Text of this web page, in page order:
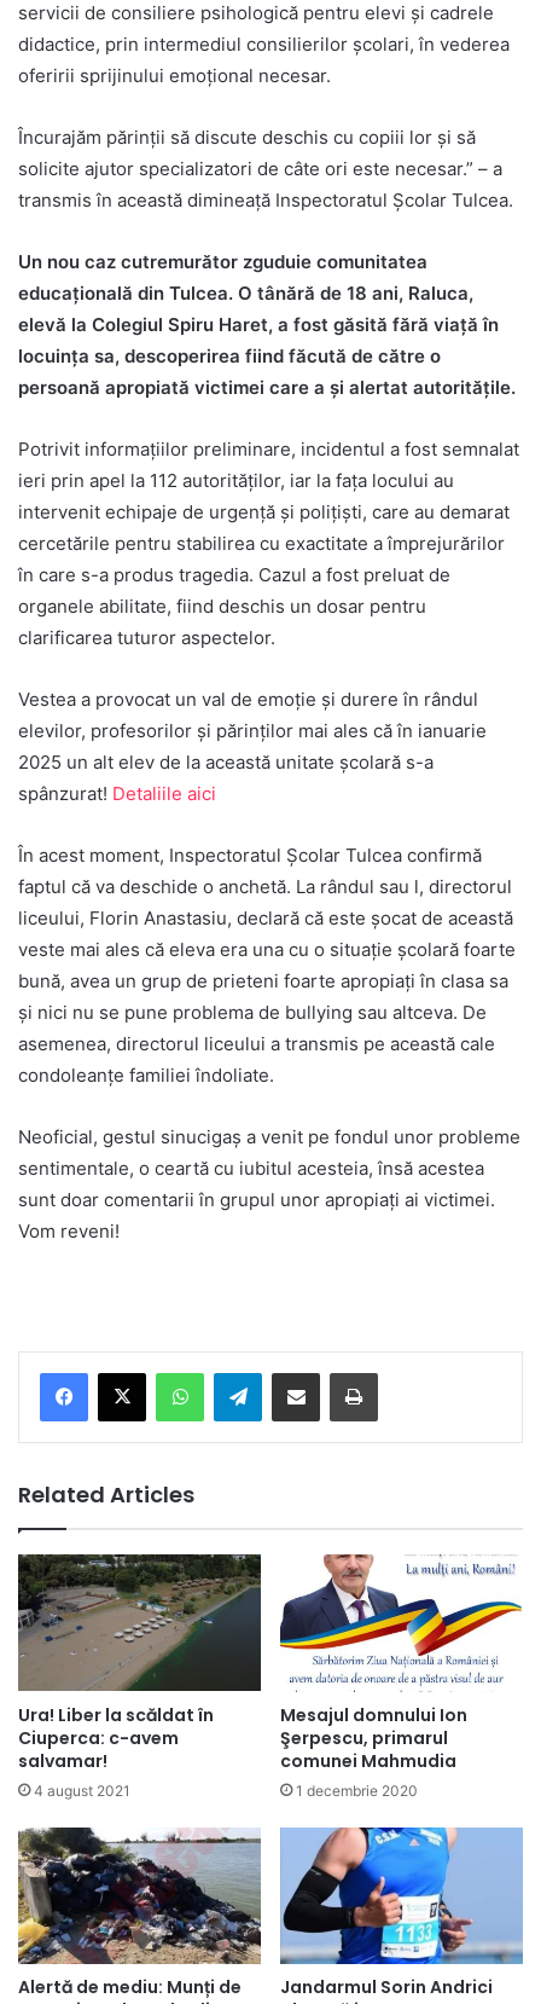
servicii de consiliere psihologică pentru elevi și cadrele
didactice, prin intermediul consilierilor școlari, în vederea
oferirii sprijinului emoțional necesar.
Încurajăm părinții să discute deschis cu copiii lor și să
solicite ajutor specializatori de câte ori este necesar.” – a
transmis în această dimineață Inspectoratul Școlar Tulcea.
Un nou caz cutremurător zguduie comunitatea
educațională din Tulcea. O tânără de 18 ani, Raluca,
elevă la Colegiul Spiru Haret, a fost găsită fără viață în
locuința sa, descoperirea fiind făcută de către o
persoană apropiată victimei care a și alertat autoritățile.
Potrivit informațiilor preliminare, incidentul a fost semnalat
ieri prin apel la 112 autorităților, iar la fața locului au
intervenit echipaje de urgență și polițiști, care au demarat
cercetările pentru stabilirea cu exactitate a împrejurărilor
în care s-a produs tragedia. Cazul a fost preluat de
organele abilitate, fiind deschis un dosar pentru
clarificarea tuturor aspectelor.
Vestea a provocat un val de emoție și durere în rândul
elevilor, profesorilor și părinților mai ales că în ianuarie
2025 un alt elev de la această unitate școlară s-a
spânzurat! Detaliile aici
În acest moment, Inspectoratul Școlar Tulcea confirmă
faptul că va deschide o anchetă. La rândul sau l, directorul
liceului, Florin Anastasiu, declară că este șocat de această
veste mai ales că eleva era una cu o situație școlară foarte
bună, avea un grup de prieteni foarte apropiați în clasa sa
și nici nu se pune problema de bullying sau altceva. De
asemenea, directorul liceului a transmis pe această cale
condoleanțe familiei îndoliate.
Neoficial, gestul sinucigaș a venit pe fondul unor probleme
sentimentale, o ceartă cu iubitul acesteia, însă acestea
sunt doar comentarii în grupul unor apropiați ai victimei.
Vom reveni!
Telegram
Related Articles
Ura! Liber la scăldat în
Ciuperca: c-avem
salvamar!
4 august 2021
Mesajul domnului Ion
Şerpescu, primarul
comunei Mahmudia
1 decembrie 2020
Alertă de mediu: Munți de
Jandarmul Sorin Andrici